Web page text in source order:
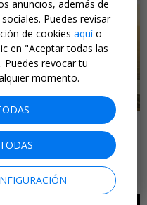
Prepirineo catalán
anuncios, además de
Puedes revisar
de cookies aquío
en "Aceptar todas las
revocar tu
momento.